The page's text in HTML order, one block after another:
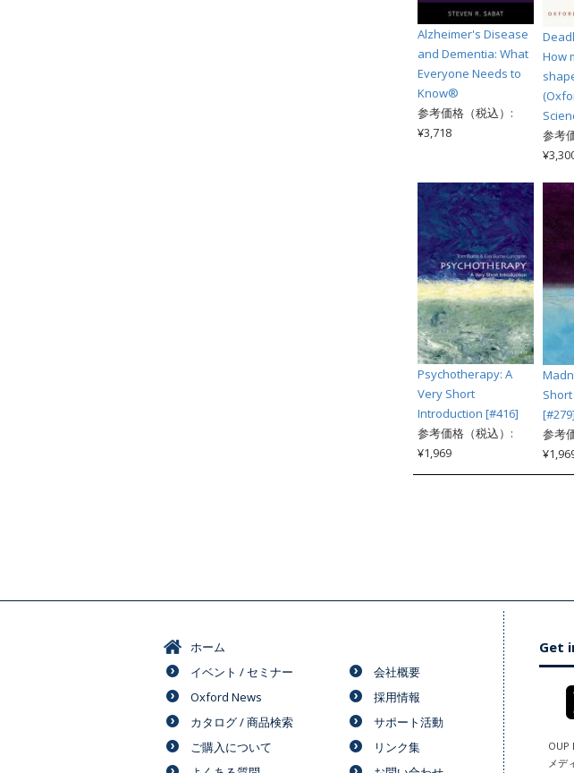
Alzheimer's Disease
and Dementia: What
Everyone Needs to
Know®
参考価格（税込）:
¥3,718
How
参考
Psychotherapy: A
Very Short
Introduction [#416]
参考価格（税込）:
¥1,969
[#279]
参考
ホーム
イベント / セミナー
Oxford News
カタログ / 商品検索
ご購入について
会社概要
採用情報
サポート活動
リンク集
Get
OUP
メデ